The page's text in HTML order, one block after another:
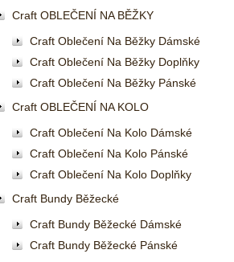
Craft OBLEČENÍ NA BĚŽKY
Craft Oblečení Na Běžky Dámské
Craft Oblečení Na Běžky Doplňky
Craft Oblečení Na Běžky Pánské
Craft OBLEČENÍ NA KOLO
Craft Oblečení Na Kolo Dámské
Craft Oblečení Na Kolo Pánské
Craft Oblečení Na Kolo Doplňky
Craft Bundy Běžecké
Craft Bundy Běžecké Dámské
Craft Bundy Běžecké Pánské